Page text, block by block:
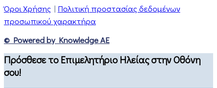
Όροι Χρήσης | Πολιτική προστασίας δεδομένων
προσωπικού χαρακτήρα
© Powered by Knowledge AE
Πρόσθεσε το Επιμελητήριο Ηλείας στην Οθόνη
σου!